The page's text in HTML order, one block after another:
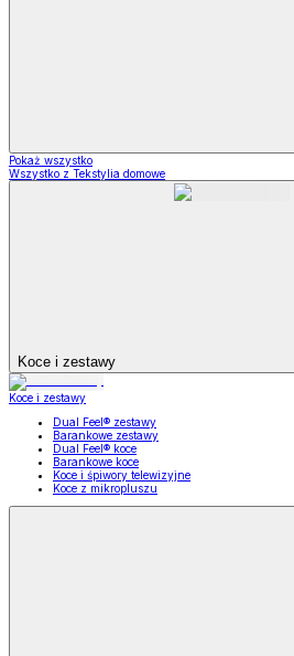
Pokaż wszystko
Wszystko z Tekstylia domowe
Koce i zestawy
Koce i zestawy
Dual Feel® zestawy
Barankowe zestawy
Dual Feel® koce
Barankowe koce
Koce i śpiwory telewizyjne
Koce z mikropluszu